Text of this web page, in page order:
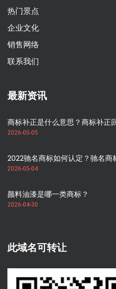
热门景点
企业文化
销售网络
联系我们
最新资讯
商标补正是什么意思？商标补正
2026-05-05
2022驰名商标如何认定？驰名商
2026-05-04
颜料油漆是哪一类商标？
2026-04-30
此域名可转让